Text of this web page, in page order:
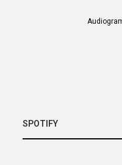
SPOTIFY